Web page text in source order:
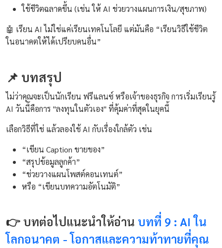
ใช้ชีวิตฉลาดขึ้น (เช่น ให้ AI ช่วยวางแผนการเงิน/สุขภาพ)
🤖 เรียน AI ไม่ใช่แค่เรียนเทคโนโลยี แต่มันคือ “เรียนวิธีใช้ชีวิต
ในอนาคตให้ได้เปรียบคนอื่น”
📌 บทสรุป
ไม่ว่าคุณจะเป็นนักเรียน ฟรีแลนซ์ หรือเจ้าของธุรกิจ การเริ่มเรียนรู้
AI วันนี้คือการ "ลงทุนในตัวเอง" ที่คุ้มค่าที่สุดในยุคนี้
เลือกวิธีที่ใช่ แล้วลองใช้ AI กับเรื่องใกล้ตัว เช่น
“เขียน Caption ขายของ”
“สรุปข้อมูลลูกค้า”
“ช่วยวางแผนโพสต์คอนเทนต์”
หรือ “เขียนบทความอัตโนมัติ”
👉 บทต่อไปแนะนำให้อ่าน บทที่ 9 : AI ใน
โลกอนาคต - โอกาสและความท้าทายที่คุณ